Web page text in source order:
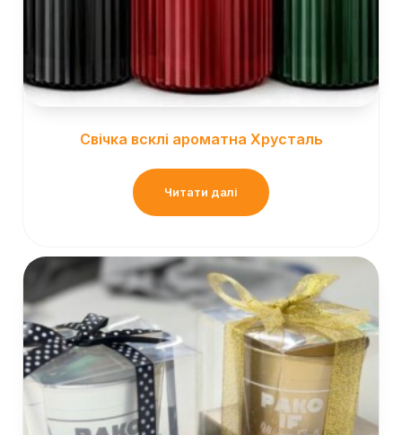
Свічка всклі ароматна Хрусталь
Читати далі